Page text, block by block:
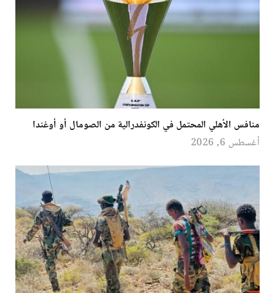
منافس الأهلي المحتمل في الكونفدرالية من الصومال أو أوغندا
أغسطس 6, 2026